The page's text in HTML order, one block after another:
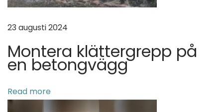
23 augusti 2024
Montera klättergrepp på
en betongvägg
Read more